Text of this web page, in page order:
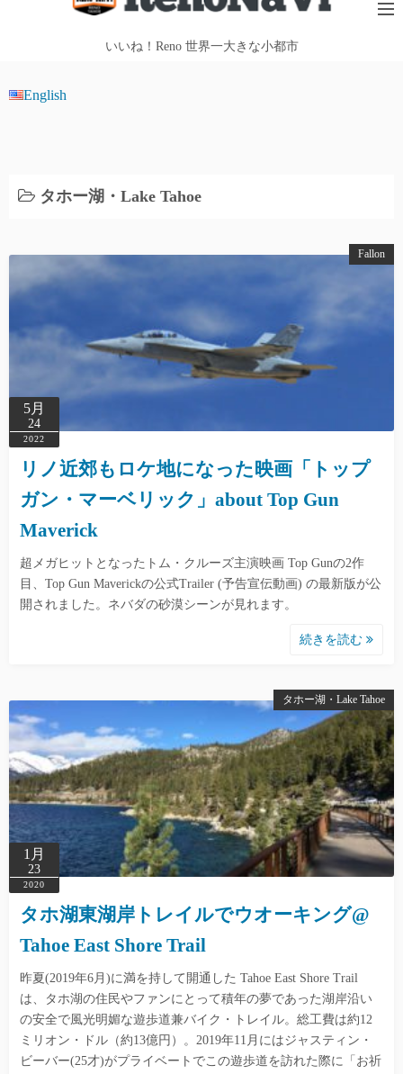
いいね！Reno 世界一大きな小都市
English
タホー湖・Lake Tahoe
Fallon
5月
24
2022
リノ近郊もロケ地になった映画「トップ
ガン・マーベリック」about Top Gun
Maverick
超メガヒットとなったトム・クルーズ主演映画 Top Gunの2作
目、Top Gun Maverickの公式Trailer (予告宣伝動画) の最新版が公
開されました。ネバダの砂漠シーンが見れます。
続きを読む
タホー湖・Lake Tahoe
1月
23
2020
タホ湖東湖岸トレイルでウオーキング@
Tahoe East Shore Trail
昨夏(2019年6月)に満を持して開通した Tahoe East Shore Trail
は、タホ湖の住民やファンにとって積年の夢であった湖岸沿い
の安全で風光明媚な遊歩道兼バイク・トレイル。総工費は約12
ミリオン・ドル（約13億円）。2019年11月にはジャスティン・
ビーバー(25才)がプライベートでこの遊歩道を訪れた際に「お祈